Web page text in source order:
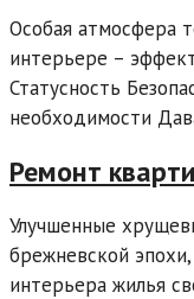
Особая атмосфера
интерьере –
Статусность
необходимости
Ремонт
Улучшенные
брежневской
интерьера жилья